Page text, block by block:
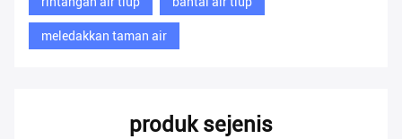
meledakkan taman air
produk sejenis